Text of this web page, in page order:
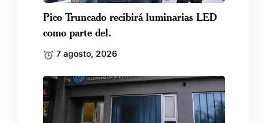
Pico Truncado recibirá luminarias LED
como parte del.
7 agosto, 2026